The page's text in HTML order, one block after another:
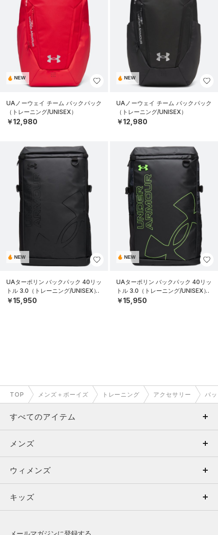
NEW
UAノーウェイ チーム バックパック
（トレーニング/UNISEX）
￥12,980
NEW
UAノーウェイ チーム バックパック
（トレーニング/UNISEX）
￥12,980
NEW
UAターポリン バックパック 40リッ
トル 3.0（トレーニング/UNISEX）
￥15,950
NEW
UAターポリン バックパック 40リッ
トル 3.0（トレーニング/UNISEX）
￥15,950
TOP メンズ＋ボーイズ トレーニング アクセサリー バ
すべてのアイテム
メンズ
ウィメンズ
キッズ
メンズ
トップス
ボトムス
ウィメンズ
トップス
キッズ